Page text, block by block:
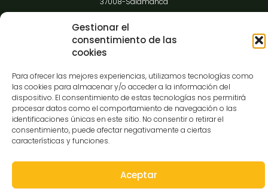
Gestionar el
consentimiento de las
cookies
Para ofrecer las mejores experiencias, utilizamos tecnologías como
las cookies para almacenar y/o acceder a la información del
dispositivo. El consentimiento de estas tecnologías nos permitirá
procesar datos como el comportamiento de navegación o las
identificaciones únicas en este sitio. No consentir o retirar el
consentimiento, puede afectar negativamente a ciertas
características y funciones.
Aceptar
comunicacion@museocasalis.org
Copyright © 2026 Museo Casa Lis
Aviso Legal Política de Privacidad
Política de Cookies
Declaración de AccesibilidadMapa Web